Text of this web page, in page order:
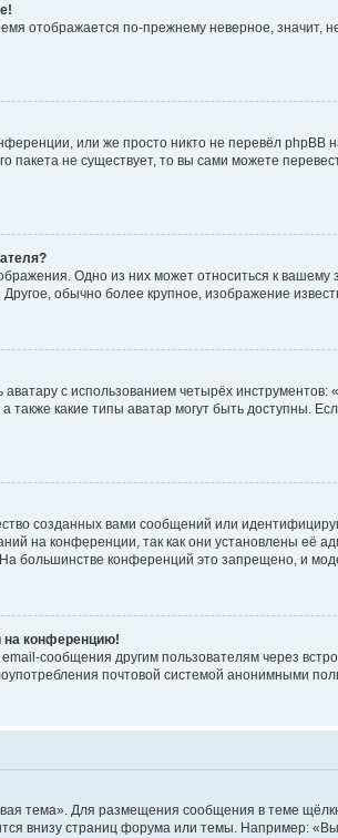
отображается по-прежнему неверное,
или же просто никто не перевёл
пакета не существует, то вы сами можете
Одно из них может относиться к
обычно более крупное, изображение
с использованием четырёх
также какие типы аватар могут быть доступны.
созданных вами сообщений или
на конференции, так как они установлены её
большинстве конференций это запрещено, и
на конференцию!
сообщения другим пользователям через
почтовой системой анонимными
тема». Для размещения сообщения в теме
внизу страниц форума или темы. Например: